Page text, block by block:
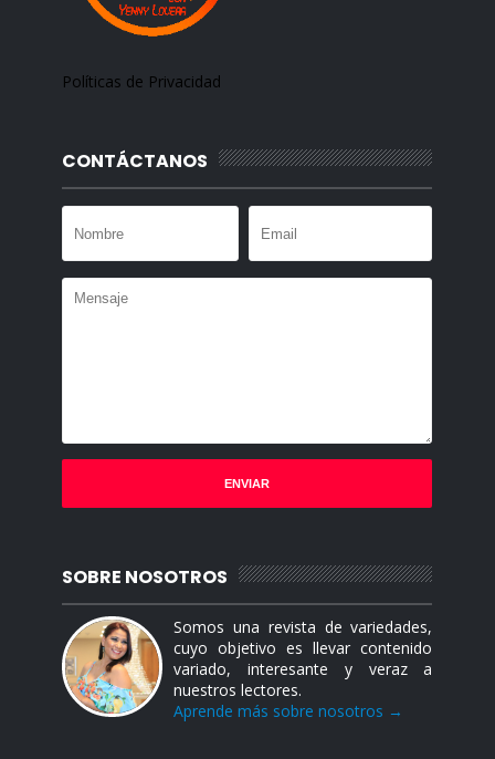
Políticas de Privacidad
CONTÁCTANOS
SOBRE NOSOTROS
Somos una revista de variedades,
cuyo objetivo es llevar contenido
variado, interesante y veraz a
nuestros lectores.
Aprende más sobre nosotros →